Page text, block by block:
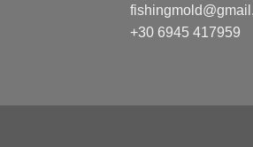
+30 6945 417959